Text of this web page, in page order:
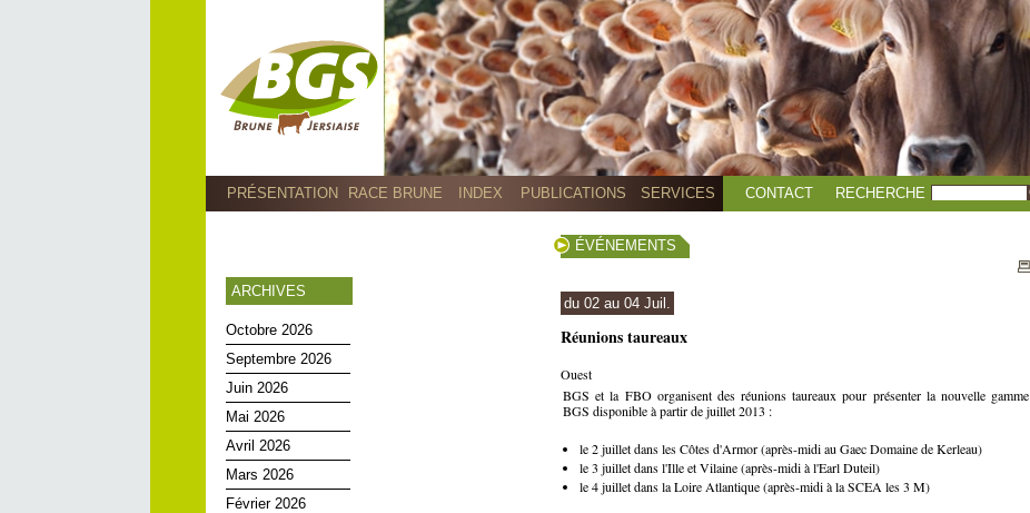
PRÉSENTATION RACE BRUNE INDEX PUBLICATIONS SERVICES CONTACT RECHERCHE
ARCHIVES
Octobre 2026
Septembre 2026
Juin 2026
Mai 2026
Avril 2026
Mars 2026
Février 2026
ÉVÉNEMENTS
du 02 au 04 Juil.
Réunions taureaux
Ouest
BGS et la FBO organisent des réunions taureaux pour présenter la nouvelle gamme
BGS disponible à partir de juillet 2013 :
le 2 juillet dans les Côtes d'Armor (après-midi au Gaec Domaine de Kerleau)
le 3 juillet dans l'Ille et Vilaine (après-midi à l'Earl Duteil)
le 4 juillet dans la Loire Atlantique (après-midi à la SCEA les 3 M)